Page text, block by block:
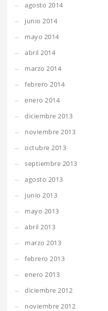
agosto 2014
junio 2014
mayo 2014
abril 2014
marzo 2014
febrero 2014
enero 2014
diciembre 2013
noviembre 2013
octubre 2013
septiembre 2013
agosto 2013
junio 2013
mayo 2013
abril 2013
marzo 2013
febrero 2013
enero 2013
diciembre 2012
noviembre 2012